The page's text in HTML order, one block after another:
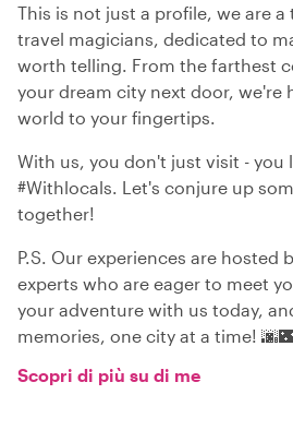
This is not just a profile, we are
travel magicians, dedicated to
worth telling. From the farthest
your dream city next door, we're
world to your fingertips.
With us, you don't just visit - you
#Withlocals. Let's conjure up
together!
P.S. Our experiences are hosted
experts who are eager to meet
your adventure with us today,
memories, one city at a time!
Scopri di più su di me